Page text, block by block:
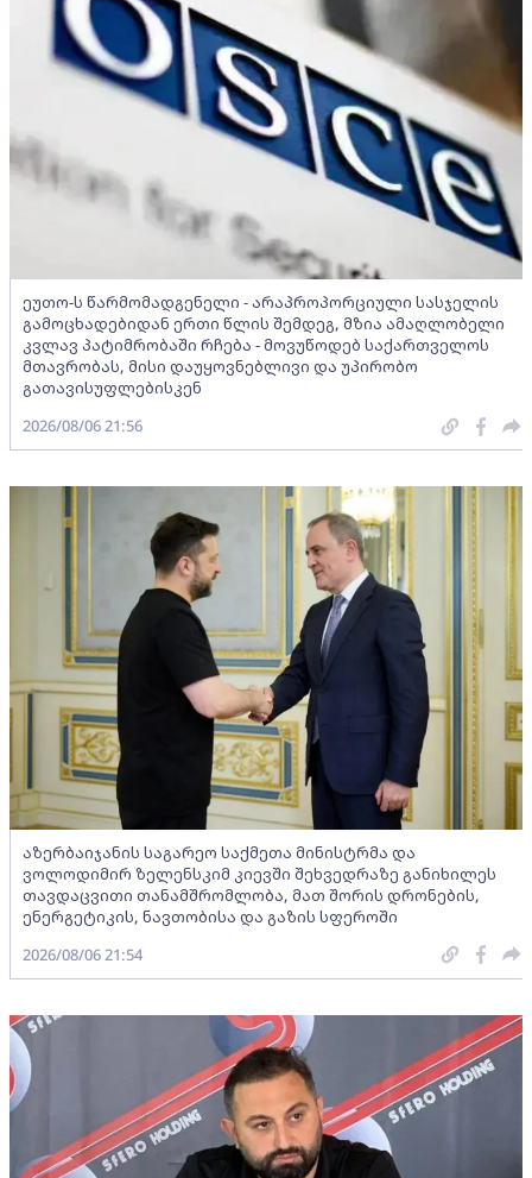
ეუთო-ს წარმომადგენელი - არაპროპორციული სასჯელის
გამოცხადებიდან ერთი წლის შემდეგ, მზია ამაღლობელი
კვლავ პატიმრობაში რჩება - მოვუწოდებ საქართველოს
მთავრობას, მისი დაუყოვნებლივი და უპირობო
გათავისუფლებისკენ
2026/08/06 21:56
აზერბაიჯანის საგარეო საქმეთა მინისტრმა და
ვოლოდიმირ ზელენსკიმ კიევში შეხვედრაზე განიხილეს
თავდაცვითი თანამშრომლობა, მათ შორის დრონების,
ენერგეტიკის, ნავთობისა და გაზის სფეროში
2026/08/06 21:54